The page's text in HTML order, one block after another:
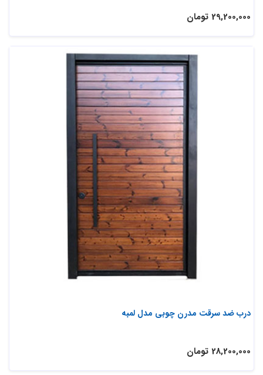
29,200,000 تومان
درب ضد سرقت مدرن چوبی مدل لمبه
28,200,000 تومان